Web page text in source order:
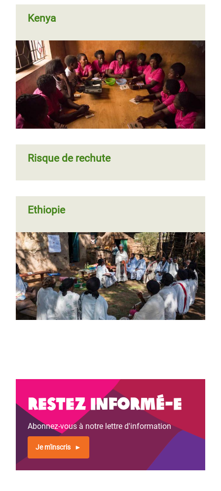
Kenya
Risque de rechute
Ethiopie
Restez informé-e
Abonnez-vous à notre lettre d'information
Je m'inscris